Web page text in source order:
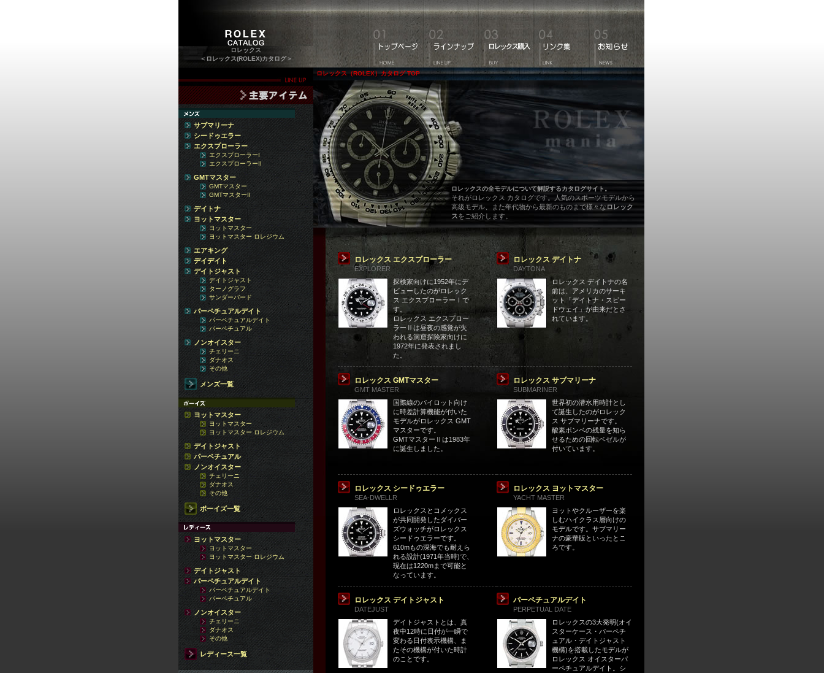
ロレックス
＜ロレックス(ROLEX)カタログ＞
ロレックス（ROLEX）カタログ TOP
ロレックスの全モデルについて解説するカタログサイト。
それがロレックス カタログです。人気のスポーツモデルから
高級モデル、また年代物から最新のものまで様々なロレック
スをご紹介します。
ロレックス エクスプローラー
EXPLORER
探検家向けに1952年にデ
ビューしたのがロレック
ス エクスプローラーⅠで
す。
ロレックス エクスプロー
ラーⅡは昼夜の感覚が失
われる洞窟探険家向けに
1972年に発表されまし
た。
ロレックス デイトナ
DAYTONA
ロレックス デイトナの名
前は、アメリカのサーキ
ット「デイトナ・スピー
ドウェイ」が由来だとさ
れています。
ロレックス GMTマスター
GMT MASTER
国際線のパイロット向け
に時差計算機能が付いた
モデルがロレックス GMT
マスターです。
GMTマスターⅡは1983年
に誕生しました。
ロレックス サブマリーナ
SUBMARINER
世界初の潜水用時計とし
て誕生したのがロレック
ス サブマリーナです。
酸素ボンベの残量を知ら
せるための回転ベゼルが
付いています。
ロレックス シードゥエラー
SEA-DWELLR
ロレックスとコメックス
が共同開発したダイバー
ズウォッチがロレックス
シードゥエラーです。
610mもの深海でも耐えら
れる設計(1971年当時)で、
現在は1220mまで可能と
なっています。
ロレックス ヨットマスター
YACHT MASTER
ヨットやクルーザーを楽
しむハイクラス層向けの
モデルです。サブマリー
ナの豪華版といったとこ
ろです。
ロレックス デイトジャスト
DATEJUST
デイトジャストとは、真
夜中12時に日付が一瞬で
変わる日付表示機構、ま
たその機構が付いた時計
のことです。
パーペチュアルデイト
PERPETUAL DATE
ロレックスの3大発明(オイ
スターケース・パーペチ
ュアル・デイトジャスト
機構)を搭載したモデルが
ロレックス オイスターパ
ーペチュアルデイト。シ
サブマリーナ
シードゥエラー
エクスプローラー
エクスプローラーI
エクスプローラーII
GMTマスター
GMTマスター
GMTマスターII
デイトナ
ヨットマスター
ヨットマスター
ヨットマスター ロレジウム
エアキング
デイデイト
デイトジャスト
デイトジャスト
ターノグラフ
サンダーバード
パーペチュアルデイト
パーペチュアルデイト
パーペチュアル
ノンオイスター
チェリーニ
ダナオス
その他
メンズ一覧
ヨットマスター
ヨットマスター
ヨットマスター ロレジウム
デイトジャスト
パーペチュアル
ノンオイスター
チェリーニ
ダナオス
その他
ボーイズ一覧
ヨットマスター
ヨットマスター
ヨットマスター ロレジウム
デイトジャスト
パーペチュアルデイト
パーペチュアルデイト
パーペチュアル
ノンオイスター
チェリーニ
ダナオス
その他
レディース一覧